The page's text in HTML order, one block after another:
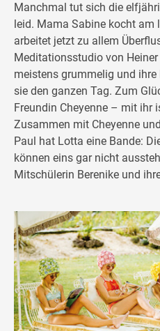
Manchmal tut sich die
leid. Mama Sabine kocht am
arbeitet jetzt zu allem
Meditationsstudio von
meistens grummelig und ihre
sie den ganzen Tag. Zum
Freundin Cheyenne – mit ihr
Zusammen mit Cheyenne
Paul hat Lotta eine Bande:
können eins gar nicht
Mitschülerin Berenike und